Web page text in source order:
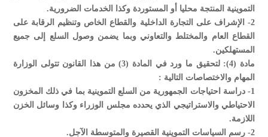
التموينية المنتجة محليا أو المستوردة وكذا الخدمات الضرورية.
2- الإشراف على التجارة الداخلية والقطاع الخاص وتنظيم الرقابة على
القطاع العام والمختلط والتعاوني وبما يضمن وصول السلع إلى جميع
المستهلكين.
مادة (4): لتحقيق ما ورد في المادة (3) من هذا القانون تتولى الوزارة
المهام والاختصاصات التالية :
1- دراسة احتياجات الجمهورية من السلع التموينية بما في ذلك المخزون
الاحتياطي والاستراتيجي الذي يحدده مجلس الوزراء وكذا وسائل الخزن
اللازمة.
2- رسم السياسات التموينية القصيرة والمتوسطة الآجل.